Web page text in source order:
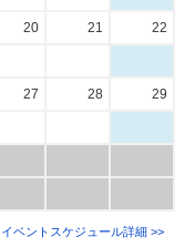
20 21 22
27 28 29
イベントスケジュール詳細 >>